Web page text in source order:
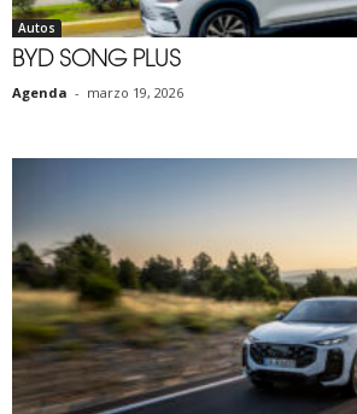
Autos
BYD SONG PLUS
Agenda - marzo 19, 2026